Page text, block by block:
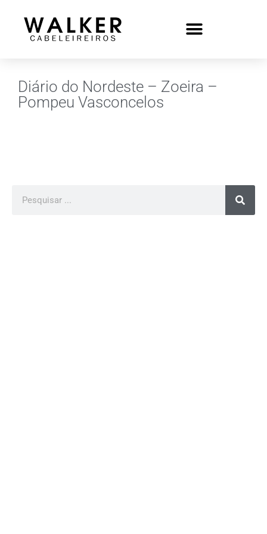
Diário do Nordeste – Zoeira –
Pompeu Vasconcelos